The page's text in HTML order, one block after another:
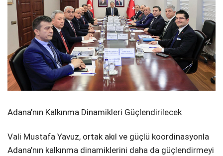
Adana’nın Kalkınma Dinamikleri Güçlendirilecek
Vali Mustafa Yavuz, ortak akıl ve güçlü koordinasyonla
Adana’nın kalkınma dinamiklerini daha da güçlendirmeyi